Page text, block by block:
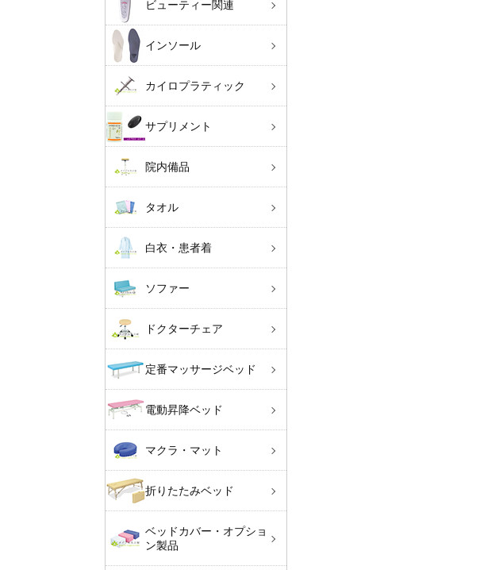
ビューティー関連
インソール
カイロプラティック
サプリメント
院内備品
タオル
白衣・患者着
ソファー
ドクターチェア
定番マッサージベッド
電動昇降ベッド
マクラ・マット
折りたたみベッド
ベッドカバー・オプショ
ン製品